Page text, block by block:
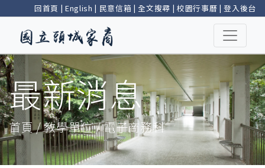
回首頁 | English | 民意信箱 |全文搜尋 | 校園行事曆 |登入後台
最新消息
首頁 / 教學單位 / 電子商務科